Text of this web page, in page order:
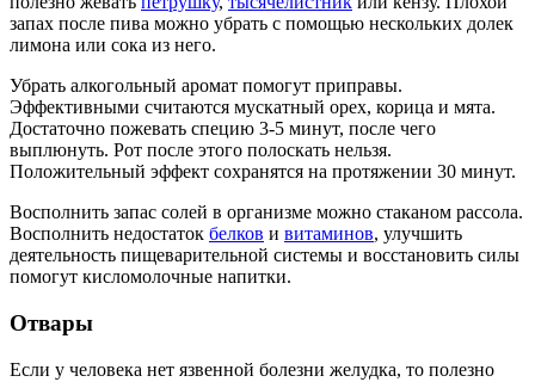
запах после пива можно убрать с помощью нескольких долек
лимона или сока из него.
Убрать алкогольный аромат помогут приправы.
Эффективными считаются мускатный орех, корица и мята.
Достаточно пожевать специю 3-5 минут, после чего
выплюнуть. Рот после этого полоскать нельзя.
Положительный эффект сохранятся на протяжении 30 минут.
Восполнить запас солей в организме можно стаканом рассола.
Восполнить недостаток белков и витаминов, улучшить
деятельность пищеварительной системы и восстановить силы
помогут кисломолочные напитки.
Отвары
Если у человека нет язвенной болезни желудка, то полезно